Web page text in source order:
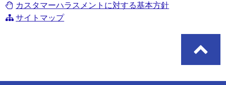
カスタマーハラスメントに対する基本方針
サイトマップ